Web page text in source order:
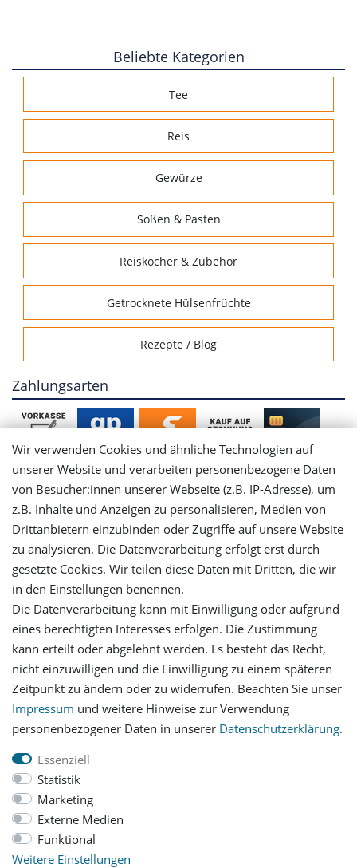
Beliebte Kategorien
Tee
Reis
Gewürze
Soßen & Pasten
Reiskocher & Zubehör
Getrocknete Hülsenfrüchte
Rezepte / Blog
Zahlungsarten
Mein Konto
Login
Registrieren
Versandinformationen
Let's stay connected
Impressum
Barrierefreiheitserklärung
Wir verwenden Cookies und ähnliche Technologien auf
unserer Website und verarbeiten personenbezogene Daten
von Besucher:innen unserer Webseite (z.B. IP-Adresse), um
z.B. Inhalte und Anzeigen zu personalisieren, Medien von
Drittanbietern einzubinden oder Zugriffe auf unsere Website
zu analysieren. Die Datenverarbeitung erfolgt erst durch
gesetzte Cookies. Wir teilen diese Daten mit Dritten, die wir
in den Einstellungen benennen.
Die Datenverarbeitung kann mit Einwilligung oder aufgrund
eines berechtigten Interesses erfolgen. Die Zustimmung
kann erteilt oder abgelehnt werden. Es besteht das Recht,
nicht einzuwilligen und die Einwilligung zu einem späteren
Zeitpunkt zu ändern oder zu widerrufen. Beachten Sie unser
Impressum und weitere Hinweise zur Verwendung
personenbezogener Daten in unserer Daten­schutz­erklärung.
Essenziell
Statistik
Marketing
Externe Medien
Funktional
Weitere Einstellungen